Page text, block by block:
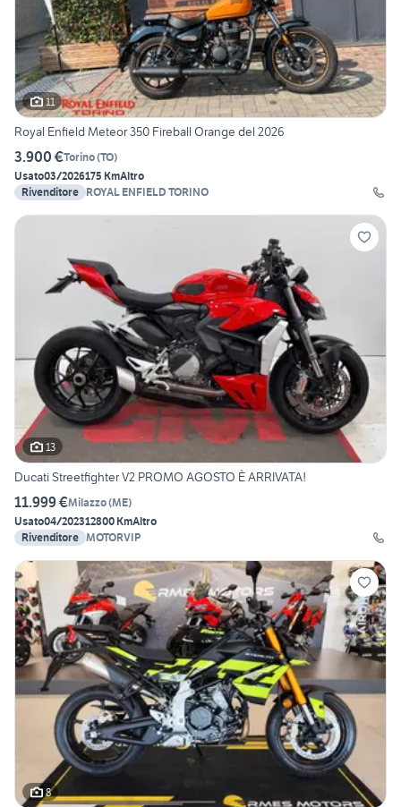
11
Royal Enfield Meteor 350 Fireball Orange del 2026
3.900 €Torino(TO)
Usato03/2026175 KmAltro
Rivenditore ROYAL ENFIELD TORINO
13
Ducati Streetfighter V2 PROMO AGOSTO È ARRIVATA!
11.999 €Milazzo(ME)
Usato04/202312800 KmAltro
Rivenditore MOTORVIP
8